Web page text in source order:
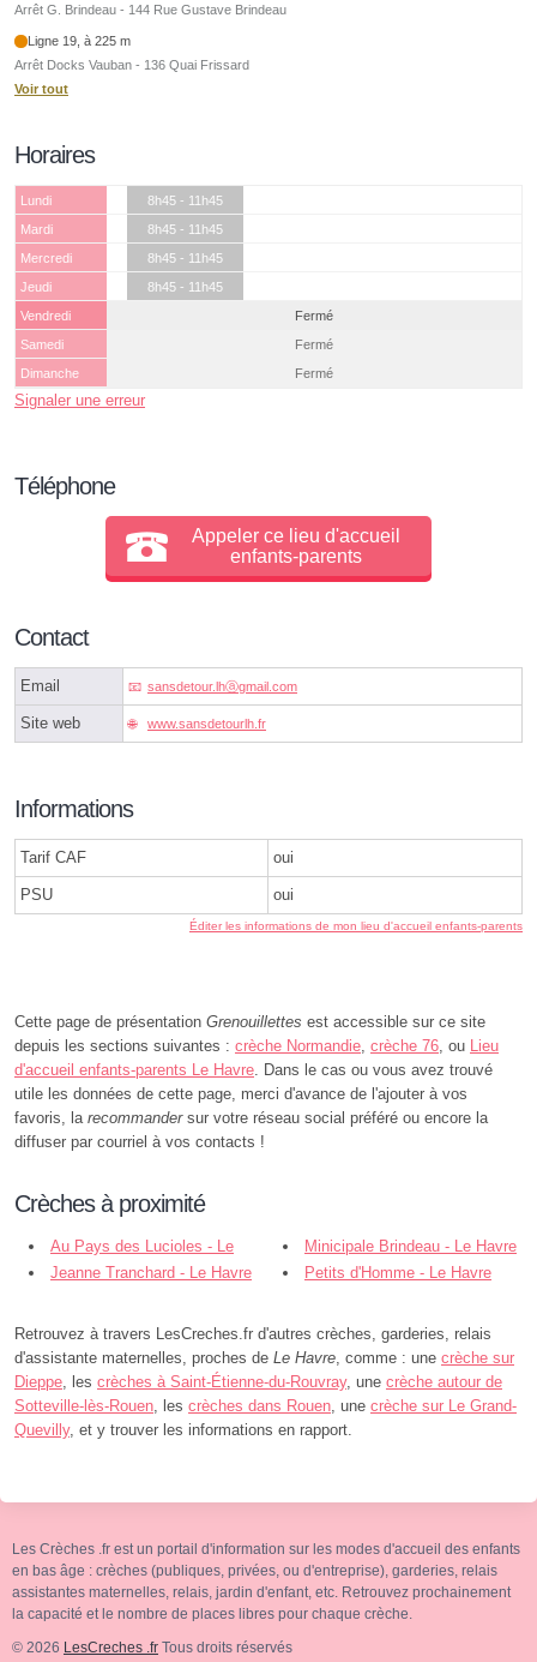
Arrêt G. Brindeau - 144 Rue Gustave Brindeau
Ligne 19, à 225 m
Arrêt Docks Vauban - 136 Quai Frissard
Voir tout
Horaires
Lundi
8h45 - 11h45
Mardi
8h45 - 11h45
Mercredi
8h45 - 11h45
Jeudi
8h45 - 11h45
Vendredi
Fermé
Samedi
Fermé
Dimanche
Fermé
Signaler une erreur
Téléphone
Appeler ce lieu d'accueil
enfants-parents
Contact
Email sansdetour.lhⓐgmail.com
Site web www.sansdetourlh.fr
Informations
Tarif CAF oui
PSU oui
Éditer les informations de mon lieu d'accueil enfants-parents
Cette page de présentation Grenouillettes est accessible sur ce site
depuis les sections suivantes : crèche Normandie, crèche 76, ou Lieu
d'accueil enfants-parents Le Havre. Dans le cas ou vous avez trouvé
utile les données de cette page, merci d'avance de l'ajouter à vos
favoris, la recommandersur votre réseau social préféré ou encore la
diffuser par courriel à vos contacts !
Crèches à proximité
Au Pays des Lucioles - Le
Havre
Minicipale Brindeau - Le Havre
Jeanne Tranchard - Le Havre
Petits d'Homme - Le Havre
Retrouvez à travers LesCreches.fr d'autres crèches, garderies, relais
d'assistante maternelles, proches de Le Havre, comme : une crèche sur
Dieppe, les crèches à Saint-Étienne-du-Rouvray, une crèche autour de
Sotteville-lès-Rouen, les crèches dans Rouen, une crèche sur Le Grand-
Quevilly, et y trouver les informations en rapport.
Les Crèches .fr est un portail d'information sur les modes d'accueil des enfants
en bas âge : crèches (publiques, privées, ou d'entreprise), garderies, relais
assistantes maternelles, relais, jardin d'enfant, etc. Retrouvez prochainement
la capacité et le nombre de places libres pour chaque crèche.
© 2026 LesCreches .fr Tous droits réservés